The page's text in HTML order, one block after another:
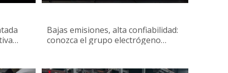
Bajas emisiones, alta confiabilidad:
conozca el grupo electrógeno